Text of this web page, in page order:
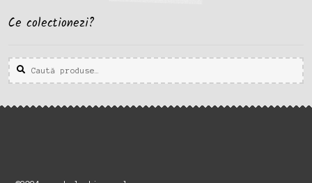
Ce colectionezi?
Caută
după:
Caută